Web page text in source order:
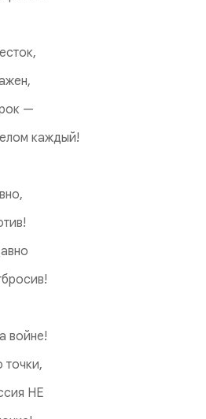
—
каждый!
войне!
НЕ